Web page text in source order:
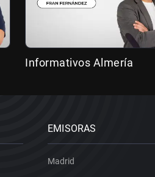
Informativos Almería
EMISORAS
Madrid